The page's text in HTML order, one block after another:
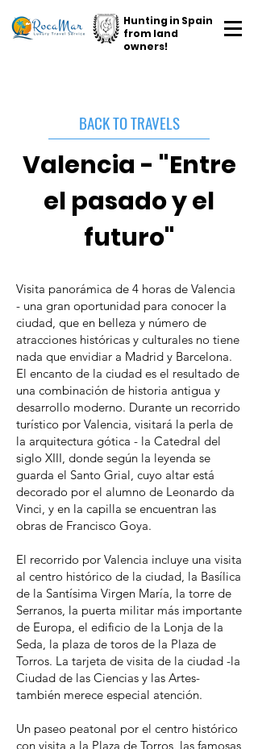
Hunting in Spain
from land
owners!
BACK TO TRAVELS
Valencia - "Entre
el pasado y el
futuro"
Visita panorámica de 4 horas de Valencia
- una gran oportunidad para conocer la
ciudad, que en belleza y número de
atracciones históricas y culturales no tiene
nada que envidiar a Madrid y Barcelona.
El encanto de la ciudad es el resultado de
una combinación de historia antigua y
desarrollo moderno. Durante un recorrido
turístico por Valencia, visitará la perla de
la arquitectura gótica - la Catedral del
siglo XIII, donde según la leyenda se
guarda el Santo Grial, cuyo altar está
decorado por el alumno de Leonardo da
Vinci, y en la capilla se encuentran las
obras de Francisco Goya.
El recorrido por Valencia incluye una visita
al centro histórico de la ciudad, la Basílica
de la Santísima Virgen María, la torre de
Serranos, la puerta militar más importante
de Europa, el edificio de la Lonja de la
Seda, la plaza de toros de la Plaza de
Torros. La tarjeta de visita de la ciudad -la
Ciudad de las Ciencias y las Artes-
también merece especial atención.
Un paseo peatonal por el centro histórico
con visita a la Plaza de Torros, las famosas